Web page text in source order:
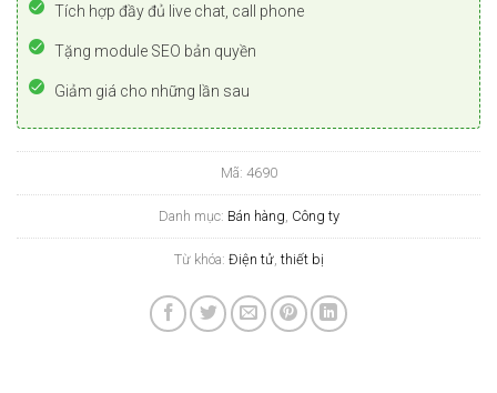
Tích hợp đầy đủ live chat, call phone
Tặng module SEO bản quyền
Giảm giá cho những lần sau
Mã: 4690
Danh mục: Bán hàng Công ty
Từ khóa: Điện tử, thiết bị